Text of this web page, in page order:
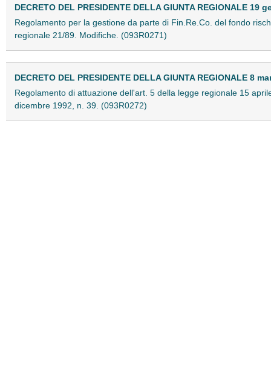
DECRETO DEL PRESIDENTE DELLA GIUNTA REGIONALE 19
Regolamento per la gestione da parte di Fin.Re.Co. del fondo
regionale 21/89. Modifiche. (093R0271)
DECRETO DEL PRESIDENTE DELLA GIUNTA REGIONALE 8
Regolamento di attuazione dell'art. 5 della legge regionale 15
dicembre 1992, n. 39. (093R0272)